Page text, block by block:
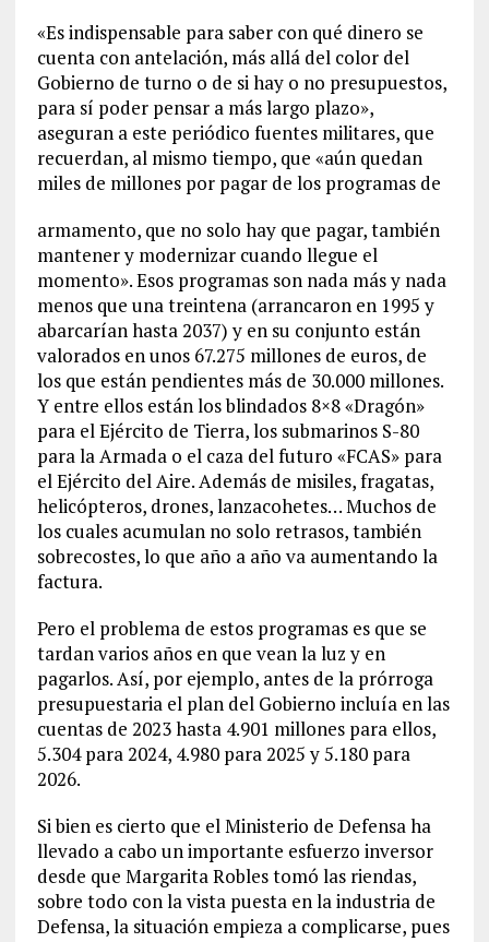
«Es indispensable para saber con qué dinero se
cuenta con antelación, más allá del color del
Gobierno de turno o de si hay o no presupuestos,
para sí poder pensar a más largo plazo»,
aseguran a este periódico fuentes militares, que
recuerdan, al mismo tiempo, que «aún quedan
miles de millones por pagar de los programas de
armamento, que no solo hay que pagar, también
mantener y modernizar cuando llegue el
momento». Esos programas son nada más y nada
menos que una treintena (arrancaron en 1995 y
abarcarían hasta 2037) y en su conjunto están
valorados en unos 67.275 millones de euros, de
los que están pendientes más de 30.000 millones.
Y entre ellos están los blindados 8×8 «Dragón»
para el Ejército de Tierra, los submarinos S-80
para la Armada o el caza del futuro «FCAS» para
el Ejército del Aire. Además de misiles, fragatas,
helicópteros, drones, lanzacohetes… Muchos de
los cuales acumulan no solo retrasos, también
sobrecostes, lo que año a año va aumentando la
factura.
Pero el problema de estos programas es que se
tardan varios años en que vean la luz y en
pagarlos. Así, por ejemplo, antes de la prórroga
presupuestaria el plan del Gobierno incluía en las
cuentas de 2023 hasta 4.901 millones para ellos,
5.304 para 2024, 4.980 para 2025 y 5.180 para
2026.
Si bien es cierto que el Ministerio de Defensa ha
llevado a cabo un importante esfuerzo inversor
desde que Margarita Robles tomó las riendas,
sobre todo con la vista puesta en la industria de
Defensa, la situación empieza a complicarse, pues